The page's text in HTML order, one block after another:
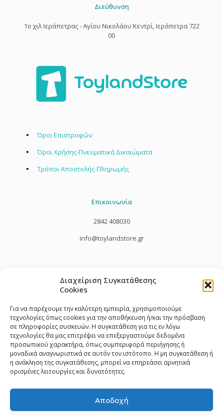
Διαχείριση Συγκατάθεσης
Cookies
Για να παρέχουμε την καλύτερη εμπειρία, χρησιμοποιούμε
τεχνολογίες όπως cookies για την αποθήκευση ή/και την πρόσβαση
σε πληροφορίες συσκευών. Η συγκατάθεση για τις εν λόγω
τεχνολογίες θα μας επιτρέψει να επεξεργαστούμε δεδομένα
προσωπικού χαρακτήρα, όπως συμπεριφορά περιήγησης ή
μοναδικά αναγνωριστικά σε αυτόν τον ιστότοπο. Η μη συγκατάθεση ή
η ανάκληση της συγκατάθεσης, μπορεί να επηρεάσει αρνητικά
ορισμένες λειτουργίες και δυνατότητες.
Αποδοχή
Διεύθυνση
1o χιλ Ιεράπετρας - Αγίου Νικολάου Κεντρί, Ιεράπετρα 722
00
Όροι Επιστροφών
Όροι Χρήσης-Πνευματικά Δικαιώματα
Τρόποι Αποστολής-Πληρωμής
Επικοινωνία
2842 408030
info@toylandstore.gr